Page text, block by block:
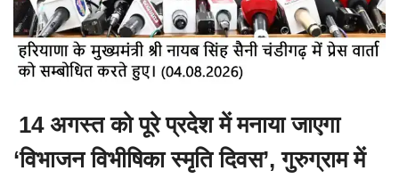
14 अगस्त को पूरे प्रदेश में मनाया जाएगा
‘विभाजन विभीषिका स्मृति दिवस’, गुरुग्राम में